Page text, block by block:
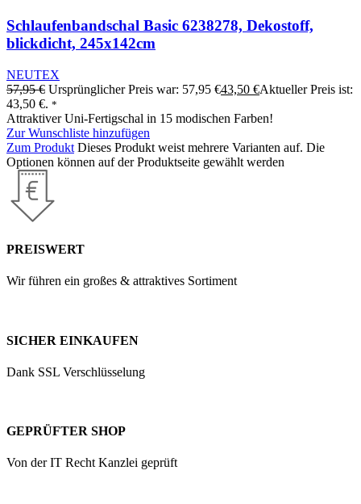
Schlaufenbandschal Basic 6238278, Dekostoff,
blickdicht, 245x142cm
NEUTEX
57,95€ Ursprünglicher Preis war: 57,95 €43,50 €Aktueller Preis ist:
43,50 €. *
Attraktiver Uni-Fertigschal in 15 modischen Farben!
Zur Wunschliste hinzufügen
Zum Produkt Dieses Produkt weist mehrere Varianten auf. Die
Optionen können auf der Produktseite gewählt werden
PREISWERT
Wir führen ein großes & attraktives Sortiment
SICHER EINKAUFEN
Dank SSL Verschlüsselung
GEPRÜFTER SHOP
Von der IT Recht Kanzlei geprüft